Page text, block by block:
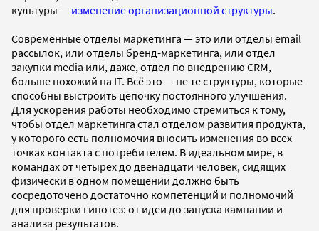
культуры — изменение организационной структуры.
Современные отделы маркетинга — это или отделы email
рассылок, или отделы бренд-маркетинга, или отдел
закупки media или, даже, отдел по внедрению CRM,
больше похожий на IT. Всё это — не те структуры, которые
способны выстроить цепочку постоянного улучшения.
Для ускорения работы необходимо стремиться к тому,
чтобы отдел маркетинга стал отделом развития продукта,
у которого есть полномочия вносить изменения во всех
точках контакта с потребителем. В идеальном мире, в
командах от четырех до двенадцати человек, сидящих
физически в одном помещении должно быть
сосредоточено достаточно компетенций и полномочий
для проверки гипотез: от идеи до запуска кампании и
анализа результатов.